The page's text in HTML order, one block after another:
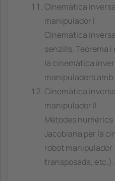
Cinemàtica
manipulador I
Cinemàtica
senzills. Teorema i
la cinemàtica
manipuladors
Cinemàtica
manipulador II
Mètodes
Jacobiana per la
robot manipulador
transposada, etc.).